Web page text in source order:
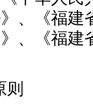
、《福建
、《福建